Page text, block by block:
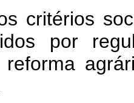
critérios
por